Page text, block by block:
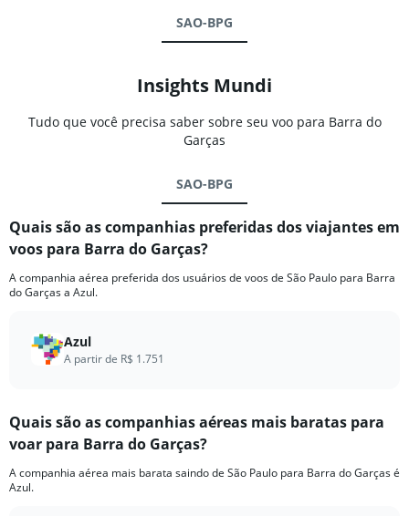
SAO-BPG
Insights Mundi
Tudo que você precisa saber sobre seu voo para Barra do
Garças
SAO-BPG
Quais são as companhias preferidas dos viajantes em
voos para Barra do Garças?
A companhia aérea preferida dos usuários de voos de São Paulo para Barra
do Garças a Azul.
Azul
A partir de R$ 1.751
Quais são as companhias aéreas mais baratas para
voar para Barra do Garças?
A companhia aérea mais barata saindo de São Paulo para Barra do Garças é
Azul.